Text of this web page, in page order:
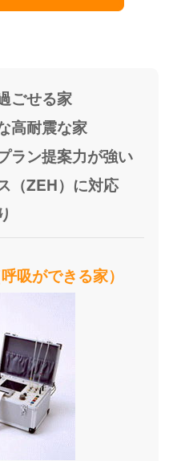
ごせる家
高耐震な家
ラン提案力が強い
（ZEH）に対応
吸ができる家）